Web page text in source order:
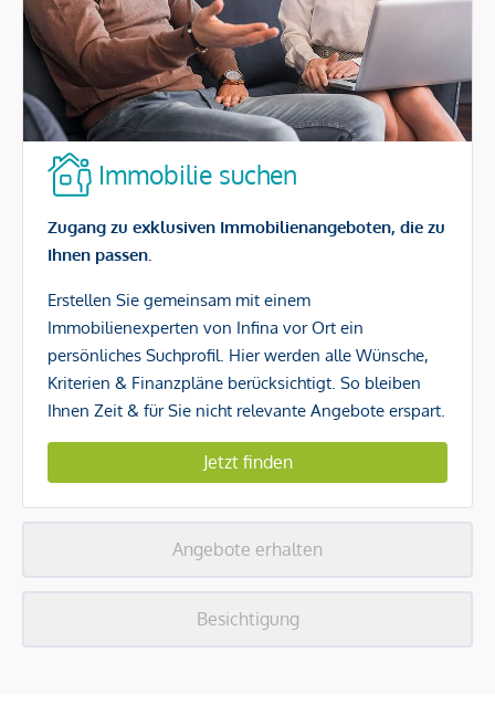
Immobilie suchen
Zugang zu exklusiven Immobilienangeboten, die zu
Ihnen passen.
Erstellen Sie gemeinsam mit einem
Immobilienexperten von Infina vor Ort ein
persönliches Suchprofil. Hier werden alle Wünsche,
Kriterien & Finanzpläne berücksichtigt. So bleiben
Ihnen Zeit & für Sie nicht relevante Angebote erspart.
Jetzt finden
Angebote erhalten
Besichtigung